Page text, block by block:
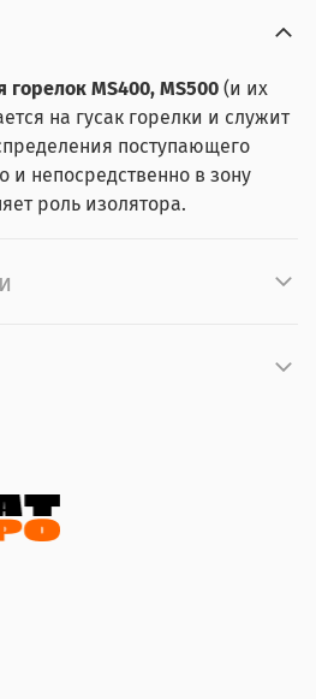
MS400, MS500 (и их
на гусак горелки и служит
поступающего
и непосредственно в зону
роль изолятора.